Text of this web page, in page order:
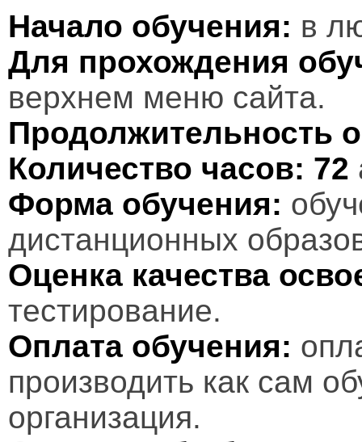
Начало обучения: в
Для прохождения
верхнем меню сайта.
Продолжительность
Количество часов: 72
Форма обучения:
дистанционных
Оценка качества
тестирование.
Оплата обучения:
производить как сам
организация.